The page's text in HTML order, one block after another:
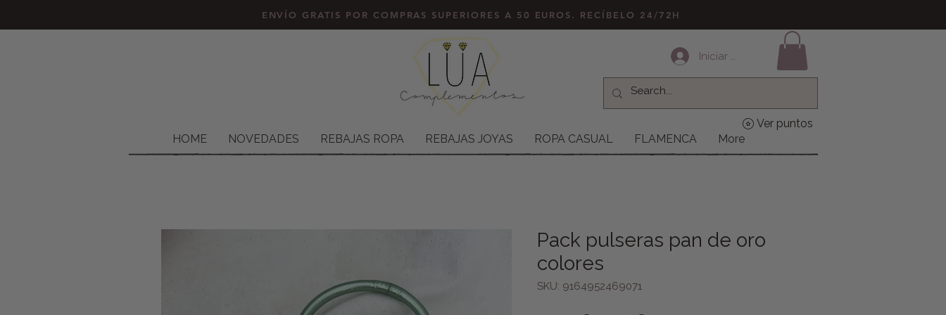
ENVÍO GRATIS POR COMPRAS SUPERIORES A 50 EUROS. RECÍBELO 24/72H
Iniciar sesión
HOME NOVEDADES REBAJAS ROPA REBAJAS JOYAS ROPA CASUAL FLAMENCA More
Ver puntos
Pack pulseras pan de oro
colores
SKU: 9164952469071